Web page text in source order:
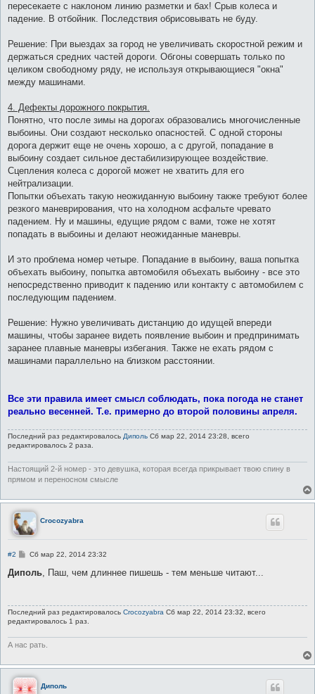
пересекаете с наклоном линию разметки и бах! Срыв колеса и
падение. В отбойник. Последствия обрисовывать не буду.
Решение: При выездах за город не увеличивать скоростной режим и
держаться средних частей дороги. Обгоны совершать только по
целиком свободному ряду, не используя открывающиеся "окна"
между машинами.
4. Дефекты дорожного покрытия.
Понятно, что после зимы на дорогах образовались многочисленные
выбоины. Они создают несколько опасностей. С одной стороны
дорога держит еще не очень хорошо, а с другой, попадание в
выбоину создает сильное дестабилизирующее воздействие.
Сцепления колеса с дорогой может не хватить для его
нейтрализации.
Попытки объехать такую неожиданную выбоину также требуют более
резкого маневрирования, что на холодном асфальте чревато
падением. Ну и машины, едущие рядом с вами, тоже не хотят
попадать в выбоины и делают неожиданные маневры.
И это проблема номер четыре. Попадание в выбоину, ваша попытка
объехать выбоину, попытка автомобиля объехать выбоину - все это
непосредственно приводит к падению или контакту с автомобилем с
последующим падением.
Решение: Нужно увеличивать дистанцию до идущей впереди
машины, чтобы заранее видеть появление выбоин и предпринимать
заранее плавные маневры избегания. Также не ехать рядом с
машинами параллельно на близком расстоянии.
Все эти правила имеет смысл соблюдать, пока погода не станет
реально весенней. Т.е. примерно до второй половины апреля.
Последний раз редактировалось Диполь Сб мар 22, 2014 23:28, всего
редактировалось 2 раза.
Настоящий 2-й номер - это девушка, которая всегда прикрывает твою спину в
прямом и переносном смысле
Crocozyabra
#2
С
о
н
и
е
Сб мар 22, 2014 23:32
Диполь , Паш, чем длиннее пишешь - тем меньше читают...
Последний раз редактировалось Crocozyabra Сб мар 22, 2014 23:32, всего
редактировалось 1 раз.
А нас рать.
Диполь